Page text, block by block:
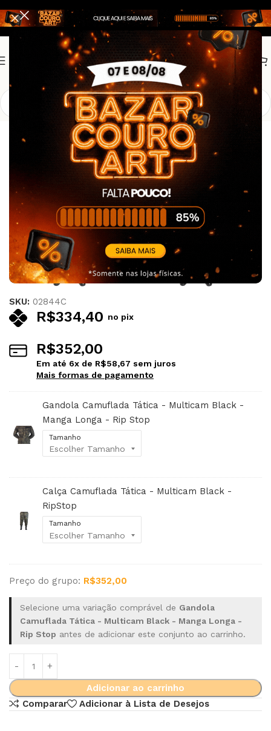
Linha Tática e Segurança Fardamento Segurança e Tático
Farda Tatica – Camuflado Multicam
Black – RipStop
SKU: 02844C
R$334,40 no pix
R$352,00
Em até 6x de R$58,67 sem juros
Mais formas de pagamento
Gandola Camuflada Tática - Multicam Black -
Manga Longa - Rip Stop
Tamanho
Calça Camuflada Tática - Multicam Black -
RipStop
Tamanho
Preço do grupo: R$352,00
Selecione uma variação comprável de Gandola
Camuflada Tática - Multicam Black - Manga Longa -
Rip Stop antes de adicionar este conjunto ao carrinho.
Adicionar ao carrinho
Alternative:
Comparar Adicionar à Lista de Desejos